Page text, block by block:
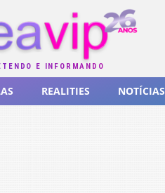
E INFORMANDO
REALITIES NOTÍCIAS